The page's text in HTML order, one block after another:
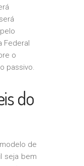
Federal
o
passivo.
do
de
seja bem